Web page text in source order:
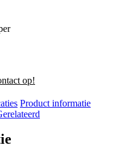
op!
Product informatie